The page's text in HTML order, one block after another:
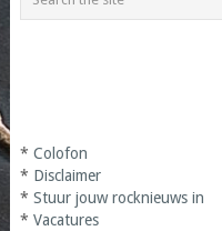
* Colofon
* Disclaimer
* Stuur jouw rocknieuws in
* Vacatures